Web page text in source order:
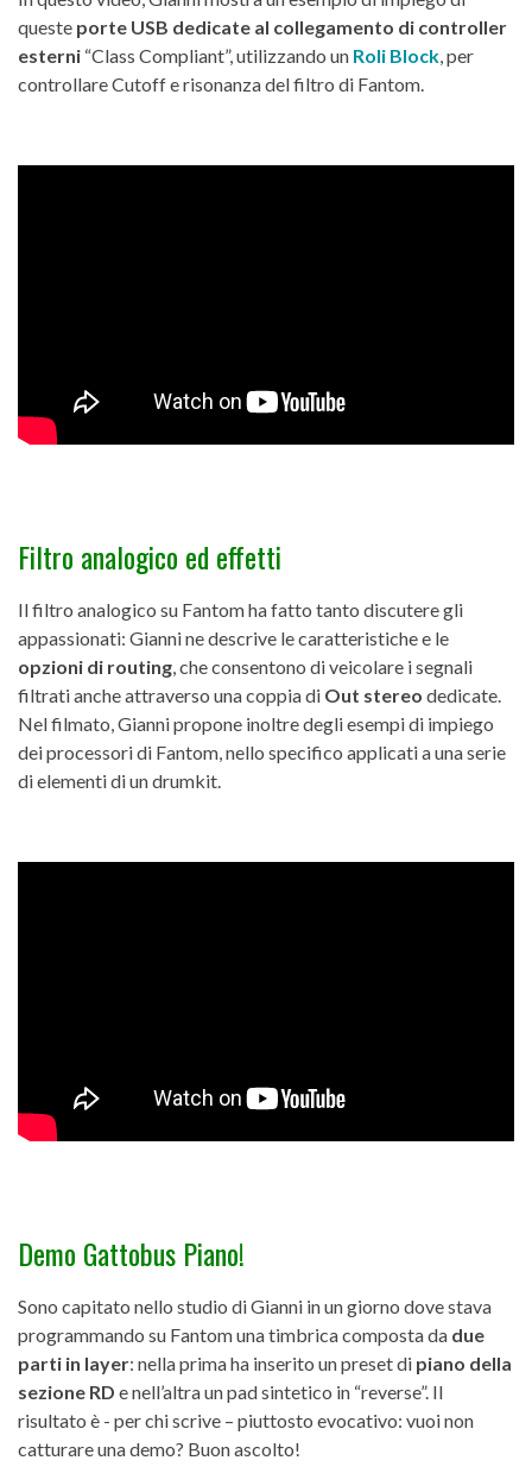
queste porte USB dedicate al collegamento di controller
esterni “Class Compliant”, utilizzando un Roli Block , per
controllare Cutoff e risonanza del filtro di Fantom.
Filtro analogico ed effetti
Il filtro analogico su Fantom ha fatto tanto discutere gli
appassionati: Gianni ne descrive le caratteristiche e le
opzioni di routing, che consentono di veicolare i segnali
filtrati anche attraverso una coppia di Out stereo dedicate.
Nel filmato, Gianni propone inoltre degli esempi di impiego
dei processori di Fantom, nello specifico applicati a una serie
di elementi di un drumkit.
Demo Gattobus Piano!
Sono capitato nello studio di Gianni in un giorno dove stava
programmando su Fantom una timbrica composta da due
parti in layer: nella prima ha inserito un preset di piano della
sezione RD e nell’altra un pad sintetico in “reverse”. Il
risultato è - per chi scrive – piuttosto evocativo: vuoi non
catturare una demo? Buon ascolto!